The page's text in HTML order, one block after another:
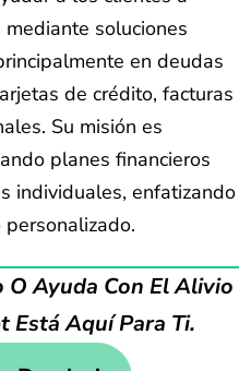
soluciones
en deudas
de crédito, facturas
Su misión es
planes financieros
individuales, enfatizando
O Ayuda Con El Alivio
Está Aquí Para Ti.